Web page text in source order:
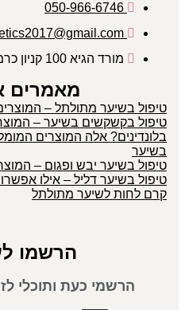
050-966-6746
מורד הגיא 100 קניון כרמיאל
מאמרים
טיפול בשיער מתולתל –
טיפול בקשקשים בשיער –
בלונדינים? אלה המוצרים
בשיער
טיפול בשיער יבש ופגום –
טיפול בשיער דליל – אילו
קרם לחות לשיער מתולתל
הרשמו
הרשמי כעת ותוכלי לזכות ב5